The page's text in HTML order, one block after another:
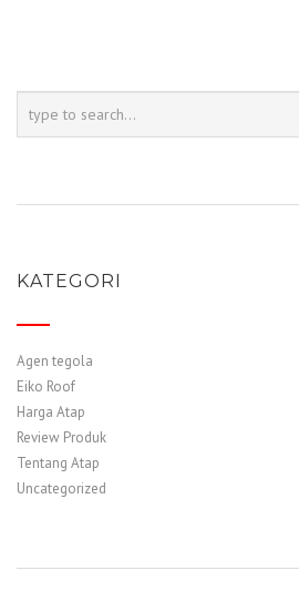
KATEGORI
Agen tegola
Eiko Roof
Harga Atap
Review Produk
Tentang Atap
Uncategorized